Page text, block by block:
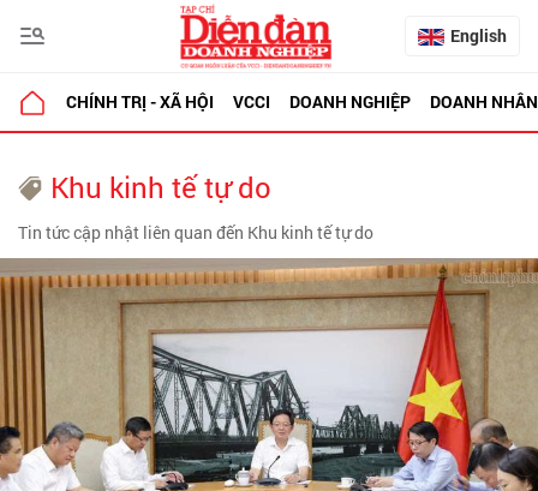
English
CHÍNH TRỊ - XÃ HỘI VCCI DOANH NGHIỆP DOANH NHÂN
Khu kinh tế tự do
Tin tức cập nhật liên quan đến Khu kinh tế tự do